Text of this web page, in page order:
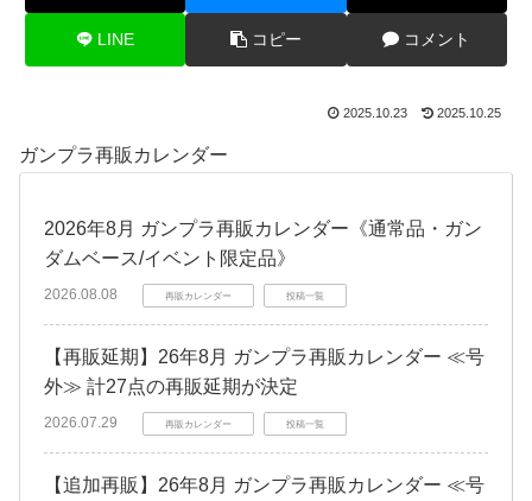
LINE コピー コメント
2025.10.23 2025.10.25
ガンプラ再販カレンダー
2026年8月 ガンプラ再販カレンダー《通常品・ガン
ダムベース/イベント限定品》
2026.08.08 再販カレンダー 投稿一覧
【再販延期】26年8月 ガンプラ再販カレンダー ≪号
外≫ 計27点の再販延期が決定
2026.07.29 再販カレンダー 投稿一覧
【追加再販】26年8月 ガンプラ再販カレンダー ≪号